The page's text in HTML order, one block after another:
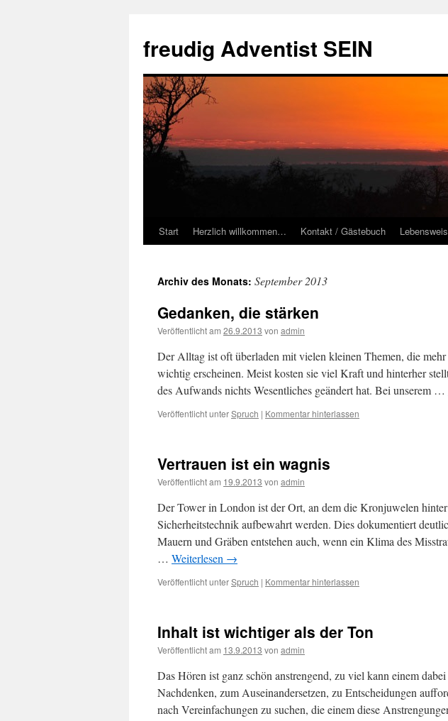
springen
freudig Adventist SEIN
Start Herzlich willkommen… Kontakt / Gästebuch
Archiv des Monats: September 2013
Gedanken, die stärken
Veröffentlicht am 26.9.2013 von admin
Der Alltag ist oft überladen mit vielen kleinen Themen, die
wichtig erscheinen. Meist kosten sie viel Kraft und hinterher
des Aufwands nichts Wesentliches geändert hat. Bei unserem …
Veröffentlicht unterSpruch | Kommentar hinterlassen
Vertrauen ist ein wagnis
Veröffentlicht am 19.9.2013 von admin
Der Tower in London ist der Ort, an dem die Kronjuwelen
Sicherheitstechnik aufbewahrt werden. Dies dokumentiert
Mauern und Gräben entstehen auch, wenn ein Klima des
… Weiterlesen →
Veröffentlicht unterSpruch | Kommentar hinterlassen
Inhalt ist wichtiger als der Ton
Veröffentlicht am 13.9.2013 von admin
Das Hören ist ganz schön anstrengend, zu viel kann einem
Nachdenken, zum Auseinandersetzen, zu Entscheidungen
nach Vereinfachungen zu suchen, die einem diese